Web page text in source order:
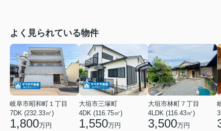
よく見られている物件
岐阜市昭和町１丁目
7DK (232.33㎡)
1,800万円
大垣市三塚町
4DK (116.75㎡)
1,550万円
大垣市林町７丁目
4LDK (116.43㎡)
3,500万円